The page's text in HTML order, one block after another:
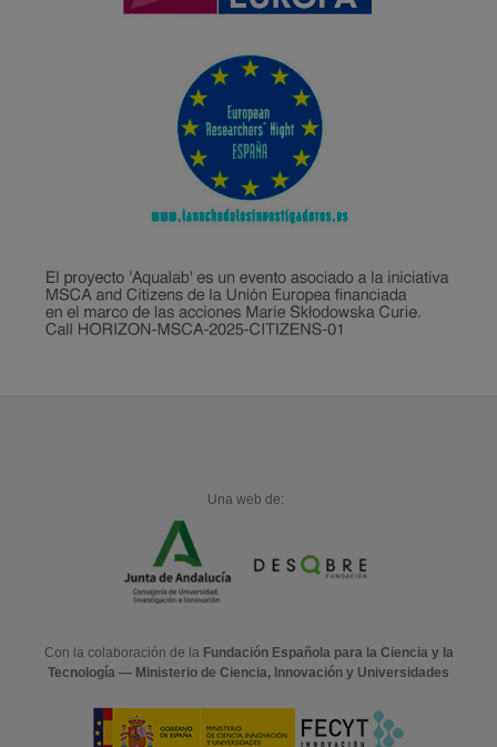
Una web de:
Con la colaboración de la Fundación Española para la Ciencia y la
Tecnología — Ministerio de Ciencia, Innovación y Universidades